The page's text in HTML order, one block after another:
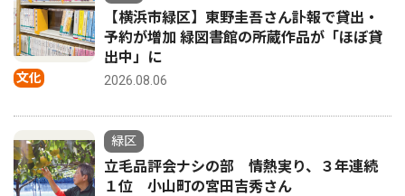
文化
【横浜市緑区】東野圭吾さん訃報で貸出・
予約が増加 緑図書館の所蔵作品が「ほぼ貸
出中」に
2026.08.06
緑区
立毛品評会ナシの部 情熱実り、３年連続
１位 小山町の宮田吉秀さん